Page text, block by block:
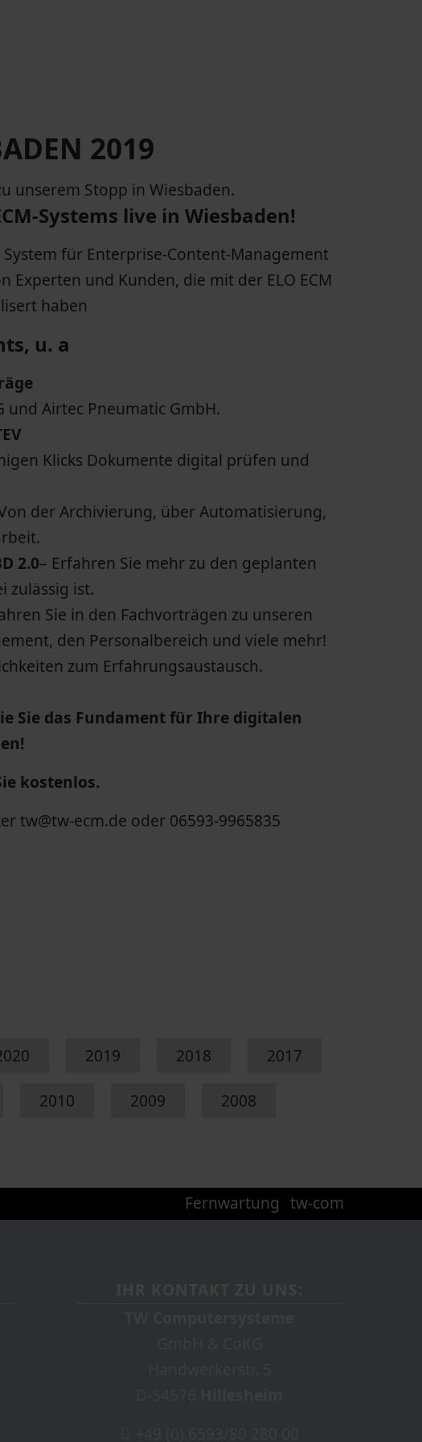
2019
unserem Stopp in Wiesbaden.
Systems live in Wiesbaden!
für Enterprise-Content-Management
und Kunden, die mit der ELO ECM
haben
u. a
und Airtec Pneumatic GmbH.
Klicks Dokumente digital prüfen und
der Archivierung, über Automatisierung,
2.0– Erfahren Sie mehr zu den geplanten
zulässig ist.
Sie in den Fachvorträgen zu unseren
den Personalbereich und viele mehr!
zum Erfahrungsaustausch.
Sie das Fundament für Ihre digitalen
kostenlos.
tw@tw-ecm.de oder 06593-9965835
2019 2018 2017
2010 2009 2008
Fernwartung tw-com